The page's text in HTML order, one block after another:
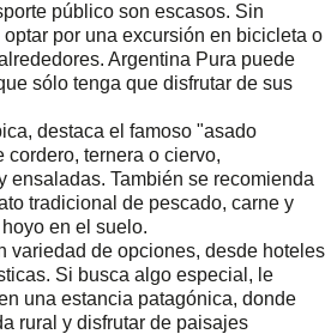
público son escasos. Sin
por una excursión en bicicleta o
Argentina Pura puede
sólo tenga que disfrutar de sus
destaca el famoso "asado
ternera o ciervo,
ensaladas. También se recomienda
tradicional de pescado, carne y
en el suelo.
variedad de opciones, desde hoteles
Si busca algo especial, le
una estancia patagónica, donde
rural y disfrutar de paisajes